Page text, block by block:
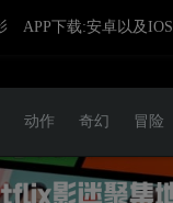
APP下载:安卓以及IOS
动作 奇幻 冒险